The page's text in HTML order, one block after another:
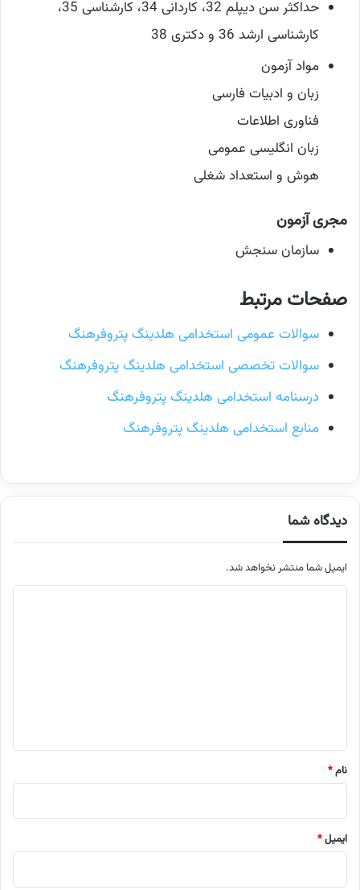
حداکثر سن دیپلم 32، کاردانی 34، کارشناسی 35،
کارشناسی ارشد 36 و دکتری 38
مواد آزمون
زبان و ادبیات فارسی
فناوری اطلاعات
زبان انگلیسی عمومی
هوش و استعداد شغلی
مجری آزمون
سازمان سنجش
صفحات مرتبط
سوالات عمومی استخدامی هلدینگ پتروفرهنگ
سوالات تخصصی استخدامی هلدینگ پتروفرهنگ
درسنامه استخدامی هلدینگ پتروفرهنگ
منابع استخدامی هلدینگ پتروفرهنگ
دیدگاه شما
ایمیل شما منتشر نخواهد شد.
ا
ه
نام*
ایمیل*